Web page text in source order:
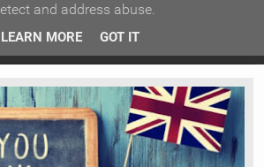
τάματα από Ιερό Ναό στις Σέρρες
ΑΡΘΡΑ
and address abuse.
LEARN MORE GOT IT